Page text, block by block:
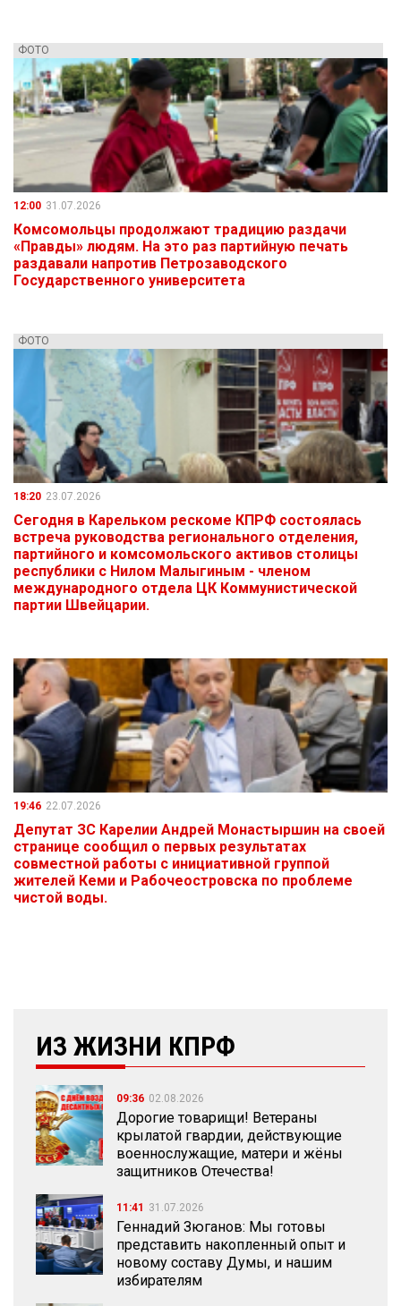
ИЗ ЖИЗНИ КПРФ
09:36 02.08.2026
Дорогие товарищи! Ветераны
крылатой гвардии, действующие
военнослужащие, матери и жёны
защитников Отечества!
11:41 31.07.2026
Геннадий Зюганов: Мы готовы
представить накопленный опыт и
новому составу Думы, и нашим
избирателям
ФОТО
12:00 31.07.2026
Комсомольцы продолжают традицию раздачи
«Правды» людям. На это раз партийную печать
раздавали напротив Петрозаводского
Государственного университета
ФОТО
18:20 23.07.2026
Сегодня в Карельком рескоме КПРФ состоялась
встреча руководства регионального отделения,
партийного и комсомольского активов столицы
республики с Нилом Малыгиным - членом
международного отдела ЦК Коммунистической
партии Швейцарии.
19:46 22.07.2026
Депутат ЗС Карелии Андрей Монастыршин на своей
странице сообщил о первых результатах
совместной работы с инициативной группой
жителей Кеми и Рабочеостровска по проблеме
чистой воды.